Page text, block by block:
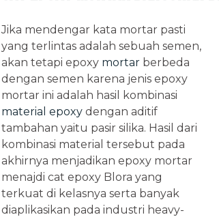
Jika mendengar kata mortar pasti
yang terlintas adalah sebuah semen,
akan tetapi epoxy mortarberbeda
dengan semen karena jenis epoxy
mortar ini adalah hasil kombinasi
material epoxydengan aditif
tambahan yaitu pasir silika. Hasil dari
kombinasi material tersebut pada
akhirnya menjadikan epoxy mortar
menajdi cat epoxy Blora yang
terkuat di kelasnya serta banyak
diaplikasikan pada industri heavy-